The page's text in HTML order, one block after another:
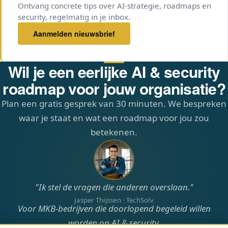
losstaand product afnemen, maar de meeste
organisaties kiezen ervoor om de begeleiding door
te zetten zodat de roadmap ook daadwerkelijk
wordt uitgevoerd.
Ontvang concrete tips over AI-strategie, roadmaps en
security, regelmatig in je inbox.
Aanmelden nieuwsbrief
Wil je een eerlijke AI & security
roadmap voor jouw organisatie?
Plan een gratis gesprek van 30 minuten. We bespreken
waar je staat en wat een roadmap voor jou zou
betekenen.
"Ik stel de vragen die anderen overslaan."
Jasper Thijssen · TechSolv
Voor MKB-bedrijven die doorlopend begeleid willen
worden op AI & security.